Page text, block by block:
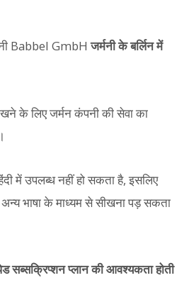
Babbel GmbHजर्मनी के बर्लिन में
के लिए जर्मन कंपनी की सेवा का
में उपलब्ध नहीं हो सकता है, इसलिए
भाषा के माध्यम से सीखना पड़ सकता
सब्सक्रिप्शन प्लान की आवश्यकता होती